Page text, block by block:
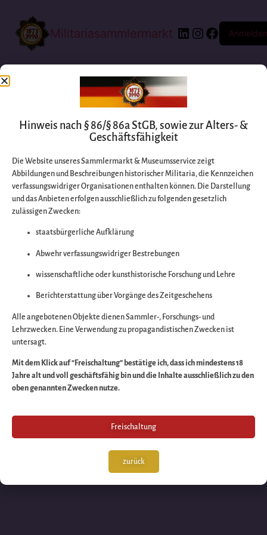
Militariasammlermarkt Anmelden
Entschuldigen Sie
bitte die
Wir arbeiten an
großartigen Sache
schauen Sie bald
wieder vorbei!
Hinweis nach § 86/§ 86a StGB, sowie zur Alters- &
Geschäftsfähigkeit
Die Website unseres Sammlermarkt & Museumsservice zeigt
Abbildungen und Beschreibungen historischer Militaria, die Kennzeichen
verfassungswidriger Organisationen enthalten können. Die Darstellung
und das Anbieten erfolgen ausschließlich zu folgenden gesetzlich
zulässigen Zwecken:
staatsbürgerliche Aufklärung
Abwehr verfassungswidriger Bestrebungen
wissenschaftliche oder kunsthistorische Forschung und Lehre
Berichterstattung über Vorgänge des Zeitgeschehens
Alle angebotenen Objekte dienen Sammler-, Forschungs- und
Lehrzwecken. Eine Verwendung zu propagandistischen Zwecken ist
untersagt.
Mit dem Klick auf “Freischaltung” bestätige ich, dass ich mindestens 18
Jahre alt und voll geschäftsfähig bin und die Inhalte ausschließlich zu den
oben genannten Zwecken nutze.
Freischaltung
zurück